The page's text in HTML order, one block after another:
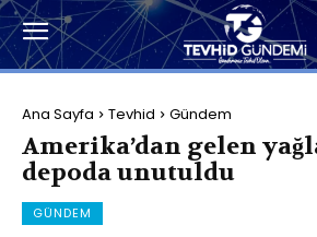
Ana Sayfa Tevhid Gündem
Amerika’dan gelen
depoda unutuldu
GÜNDEM